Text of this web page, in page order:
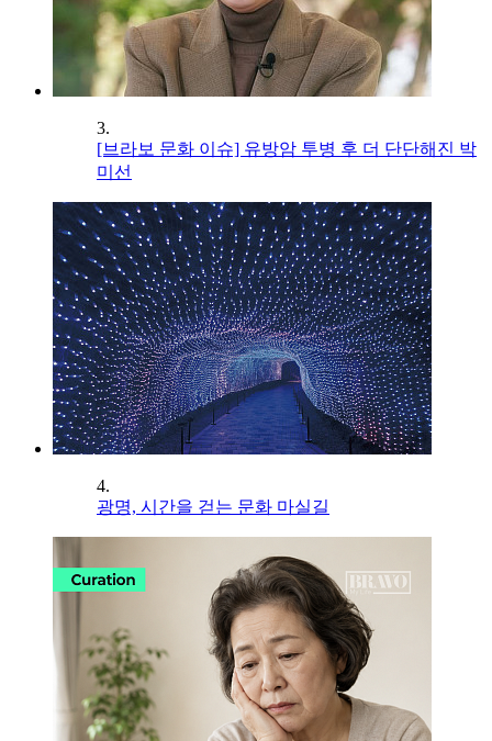
3.
[브라보 문화 이슈] 유방암 투병 후 더 단단해진 박
미선
4.
광명, 시간을 걷는 문화 마실길